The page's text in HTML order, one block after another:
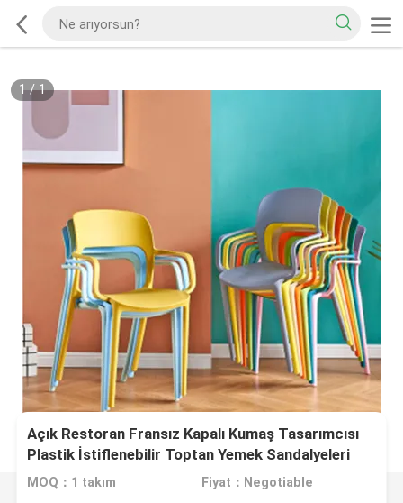
1/1
Açık Restoran Fransız Kapalı Kumaş Tasarımcısı
Plastik İstiflenebilir Toptan Yemek Sandalyeleri
MOQ：1 takım Fiyat：Negotiable